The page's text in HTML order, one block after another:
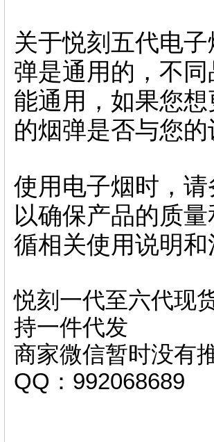
关于悦刻五代电
弹是通用的，不
能通用，如果您
的烟弹是否与您
使用电子烟时，
以确保产品的质
循相关使用说明
悦刻一代至六代现
持一件代发
商家微信暂时没有
QQ：992068689